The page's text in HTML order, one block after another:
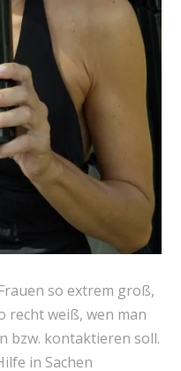
so extrem groß,
recht weiß, wen man
bzw. kontaktieren soll.
in Sachen